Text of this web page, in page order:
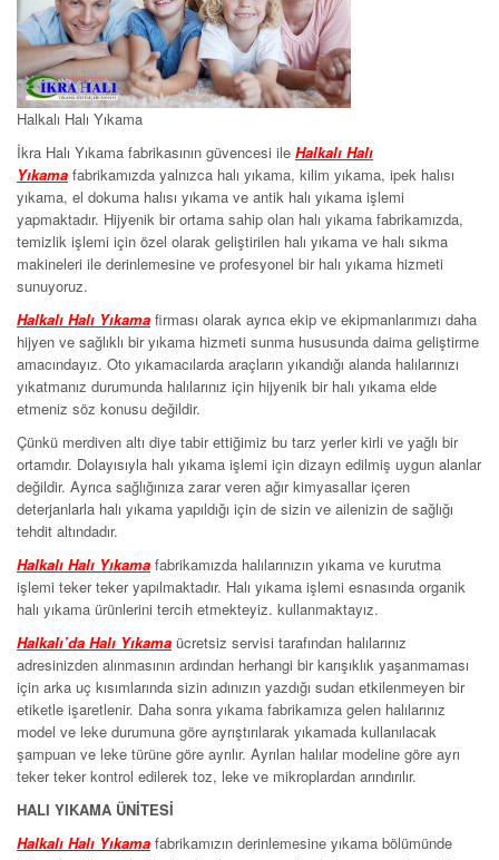
Halkalı Halı Yıkama
İkra Halı Yıkama fabrikasının güvencesi ile Halkalı Halı
Yıkama fabrikamızda yalnızca halı yıkama, kilim yıkama, ipek halısı
yıkama, el dokuma halısı yıkama ve antik halı yıkama işlemi
yapmaktadır. Hijyenik bir ortama sahip olan halı yıkama fabrikamızda,
temizlik işlemi için özel olarak geliştirilen halı yıkama ve halı sıkma
makineleri ile derinlemesine ve profesyonel bir halı yıkama hizmeti
sunuyoruz.
Halkalı Halı Yıkama firması olarak ayrıca ekip ve ekipmanlarımızı daha
hijyen ve sağlıklı bir yıkama hizmeti sunma hususunda daima geliştirme
amacındayız. Oto yıkamacılarda araçların yıkandığı alanda halılarınızı
yıkatmanız durumunda halılarınız için hijyenik bir halı yıkama elde
etmeniz söz konusu değildir.
Çünkü merdiven altı diye tabir ettiğimiz bu tarz yerler kirli ve yağlı bir
ortamdır. Dolayısıyla halı yıkama işlemi için dizayn edilmiş uygun alanlar
değildir. Ayrıca sağlığınıza zarar veren ağır kimyasallar içeren
deterjanlarla halı yıkama yapıldığı için de sizin ve ailenizin de sağlığı
tehdit altındadır.
Halkalı Halı Yıkama fabrikamızda halılarınızın yıkama ve kurutma
işlemi teker teker yapılmaktadır. Halı yıkama işlemi esnasında organik
halı yıkama ürünlerini tercih etmekteyiz. kullanmaktayız.
Halkalı’da Halı Yıkama ücretsiz servisi tarafından halılarınız
adresinizden alınmasının ardından herhangi bir karışıklık yaşanmaması
için arka uç kısımlarında sizin adınızın yazdığı sudan etkilenmeyen bir
etiketle işaretlenir. Daha sonra yıkama fabrikamıza gelen halılarınız
model ve leke durumuna göre ayrıştırılarak yıkamada kullanılacak
şampuan ve leke türüne göre ayrılır. Ayrılan halılar modeline göre ayrı
teker teker kontrol edilerek toz, leke ve mikroplardan arındırılır.
HALI YIKAMA ÜNİTESİ
Halkalı Halı Yıkama fabrikamızın derinlemesine yıkama bölümünde